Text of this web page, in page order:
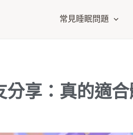
常見睡眠問題
享：真的適